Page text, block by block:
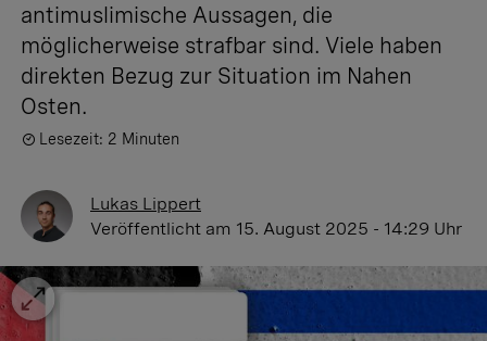
antimuslimische Aussagen, die
möglicherweise strafbar sind. Viele haben
direkten Bezug zur Situation im Nahen
Osten.
Lesezeit: 2 Minuten
Lukas Lippert
Veröffentlicht am 15. August 2025 - 14:29 Uhr